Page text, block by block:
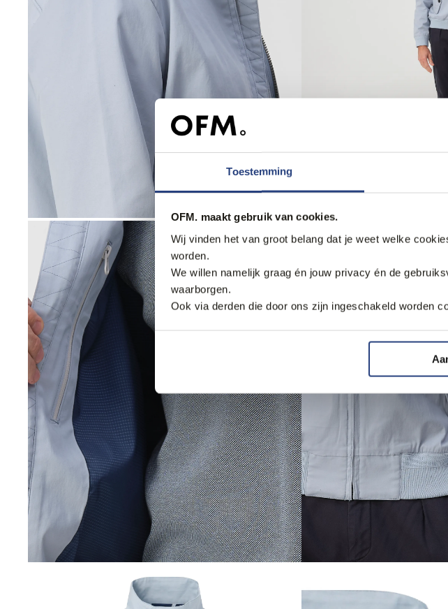
Toestemming
OFM. maakt gebruik van cookies.
Wij vinden het van groot belang dat je weet welke
worden.
We willen namelijk graag én jouw privacy én de
waarborgen.
Ook via derden die door ons zijn ingeschakeld worden